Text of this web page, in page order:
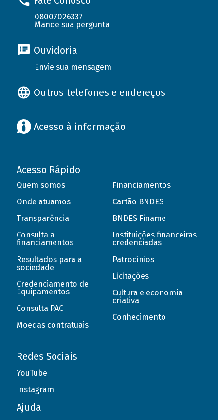
08007026337
Mande sua pergunta
Ouvidoria
Envie sua mensagem
Outros telefones e endereços
Acesso à informação
Acesso Rápido
Quem somos
Onde atuamos
Transparência
Consulta a
financiamentos
Resultados para a
sociedade
Credenciamento de
Equipamentos
Consulta PAC
Moedas contratuais
Financiamentos
Cartão BNDES
BNDES Finame
Instituições financeiras
credenciadas
Patrocínios
Licitações
Cultura e economia
criativa
Conhecimento
Redes Sociais
YouTube
Instagram
Ajuda